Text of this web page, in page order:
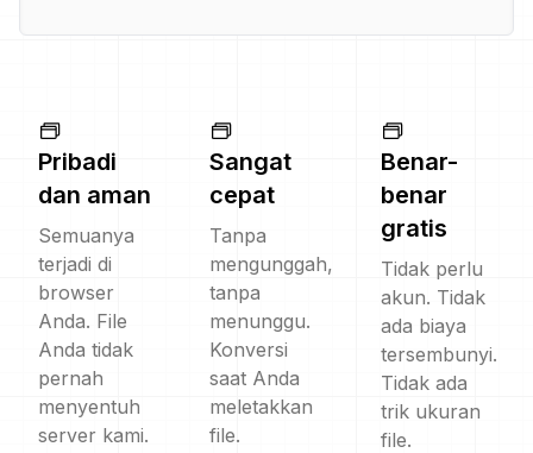
Pribadi
dan aman
Semuanya
terjadi di
browser
Anda. File
Anda tidak
pernah
menyentuh
server kami.
Sangat
cepat
Tanpa
mengunggah,
tanpa
menunggu.
Konversi
saat Anda
meletakkan
file.
Benar-
benar
gratis
Tidak perlu
akun. Tidak
ada biaya
tersembunyi.
Tidak ada
trik ukuran
file.